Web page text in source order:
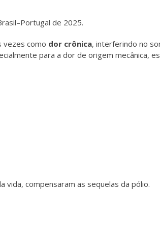
de 2025.
vezes como dor crônica, interferindo no
para a dor de origem mecânica,
vida, compensaram as sequelas da pólio.